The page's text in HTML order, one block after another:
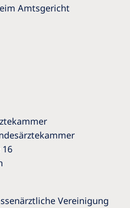
Amtsgericht
16
Vereinigung